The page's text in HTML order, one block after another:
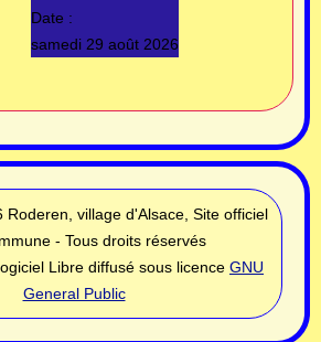
Date :
samedi 29 août 2026
village d'Alsace, Site officiel
- Tous droits réservés
Libre diffusé sous licence GNU
General Public